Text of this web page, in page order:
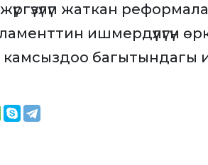
жаткан
ишмердүүлүгүн
камсыздоо